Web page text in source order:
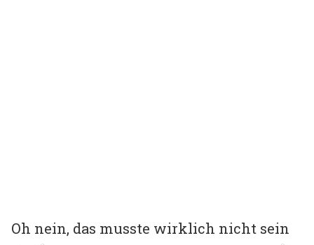
Oh nein, das musste wirklich nicht sein